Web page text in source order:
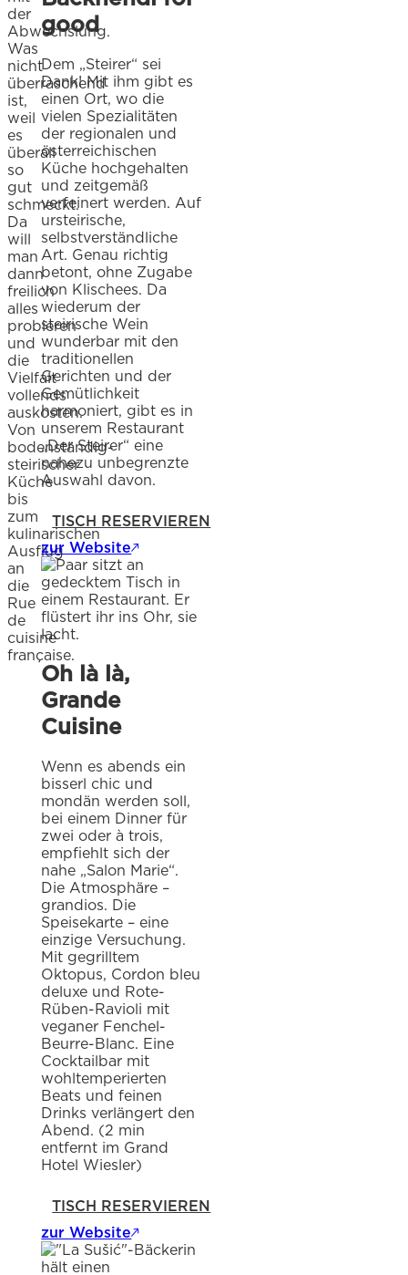
der
Abwechslung.
Was
nicht
überraschend
ist,
weil
es
überall
so
gut
schmeckt.
Da
will
man
dann
freilich
alles
probieren
und
die
Vielfalt
vollends
auskosten.
Von
bodenständig-
steirischer
Küche
bis
zum
kulinarischen
Ausflug
an
die
Rue
de
cuisine
française.
good
Dem „Steirer“ sei
Dank! Mit ihm gibt es
einen Ort, wo die
vielen Spezialitäten
der regionalen und
österreichischen
Küche hochgehalten
und zeitgemäß
verfeinert werden. Auf
ursteirische,
selbstverständliche
Art. Genau richtig
betont, ohne Zugabe
von Klischees. Da
wiederum der
steirische Wein
wunderbar mit den
traditionellen
Gerichten und der
Gemütlichkeit
harmoniert, gibt es in
unserem Restaurant
„Der Steirer“ eine
nahezu unbegrenzte
Auswahl davon.
TISCH RESERVIEREN
zur Website
Oh là là,
Grande
Cuisine
Wenn es abends ein
bisserl chic und
mondän werden soll,
bei einem Dinner für
zwei oder à trois,
empfiehlt sich der
nahe „Salon Marie“.
Die Atmosphäre –
grandios. Die
Speisekarte – eine
einzige Versuchung.
Mit gegrilltem
Oktopus, Cordon bleu
deluxe und Rote-
Rüben-Ravioli mit
veganer Fenchel-
Beurre-Blanc. Eine
Cocktailbar mit
wohltemperierten
Beats und feinen
Drinks verlängert den
Abend. (2 min
entfernt im Grand
Hotel Wiesler)
TISCH RESERVIEREN
zur Website